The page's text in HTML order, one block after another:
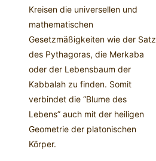
Kreisen die universellen und
mathematischen
Gesetzmäßigkeiten wie der Satz
des Pythagoras, die Merkaba
oder der Lebensbaum der
Kabbalah zu finden. Somit
verbindet die “Blume des
Lebens” auch mit der heiligen
Geometrie der platonischen
Körper.